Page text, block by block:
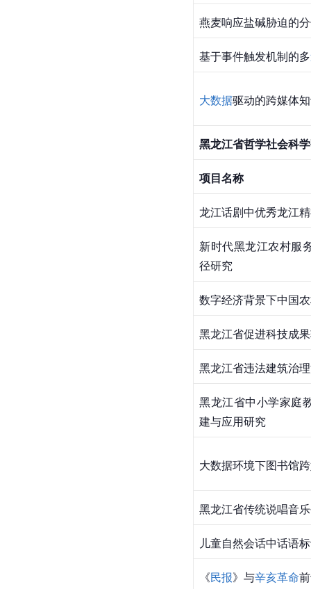
燕麦响应盐碱胁迫的
基于事件触发机制的多
大数据驱动的跨媒体
黑龙江省哲学社会科
项目名称
龙江话剧中优秀龙江
新时代黑龙江农村服
径研究
数字经济背景下中国
黑龙江省促进科技成
黑龙江省违法建筑治
黑龙江省中小学家庭
建与应用研究
大数据环境下图书馆
黑龙江省传统说唱音
儿童自然会话中话语
《民报》与辛亥革命